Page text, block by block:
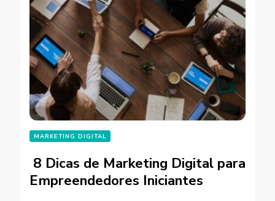
MARKETING DIGITAL
8 Dicas de Marketing Digital para
Empreendedores Iniciantes